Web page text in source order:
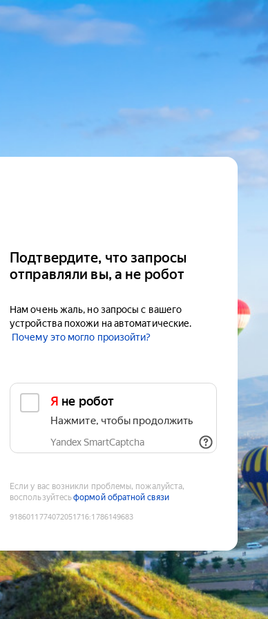
Подтвердите, что запросы
отправляли вы, а не робот
Нам очень жаль, но запросы с вашего
устройства похожи на автоматические.
Почему это могло произойти?
Я не робот
Нажмите, чтобы продолжить
Yandex SmartCaptcha
Если у вас возникли проблемы, пожалуйста,
воспользуйтесьформой обратной связи
9186011774072051716:1786149683